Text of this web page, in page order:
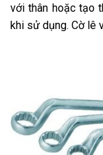
với thân hoặc tạo
khi sử dụng. Cờ lê